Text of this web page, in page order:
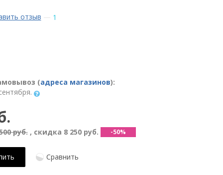
отзыв — 1
(адреса магазинов):
руб., скидка 8 250 руб. -50%
Сравнить